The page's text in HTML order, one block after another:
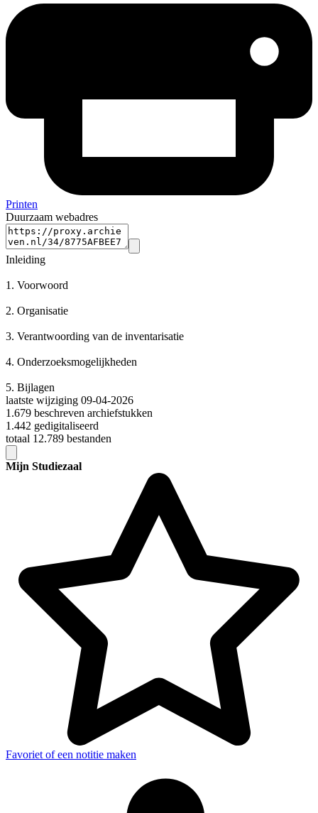
Printen
Duurzaam webadres
Inleiding
1. Voorwoord
2. Organisatie
3. Verantwoording van de inventarisatie
4. Onderzoeksmogelijkheden
5. Bijlagen
laatste wijziging 09-04-2026
1.679 beschreven archiefstukken
1.442 gedigitaliseerd
totaal 12.789 bestanden
Mijn Studiezaal
Favoriet of een notitie maken